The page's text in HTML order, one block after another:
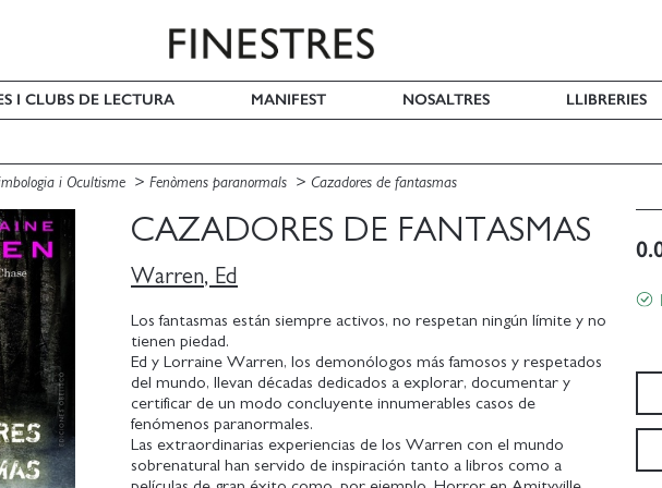
I CLUBS DE LECTURA MANIFEST NOSALTRES LLIBRERIES
i Ocultisme Fenòmens paranormals Cazadores de fantasmas
CAZADORES DE FANTASMAS
Warren, Ed
Los fantasmas están siempre activos, no respetan ningún límite y no
tienen piedad.
Ed y Lorraine Warren, los demonólogos más famosos y respetados
del mundo, llevan décadas dedicados a explorar, documentar y
certificar de un modo concluyente innumerables casos de
fenómenos paranormales.
Las extraordinarias experiencias de los Warren con el mundo
sobrenatural han servido de inspiración tanto a libros como a